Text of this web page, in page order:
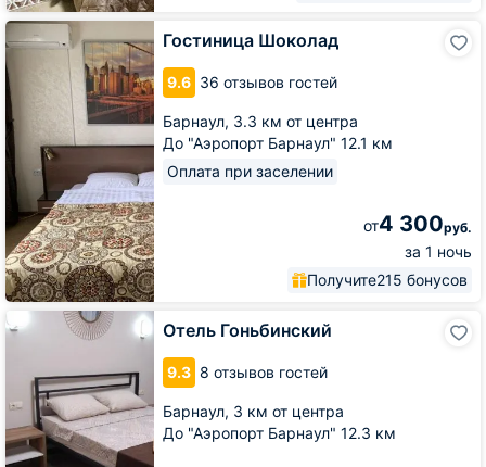
Гостиница Шоколад
9.6 36 отзывов гостей
Барнаул, 3.3 км от центра
До "Аэропорт Барнаул" 12.1 км
Оплата при заселении
от4 300руб.
за 1 ночь
Получите215 бонусов
Гостиница
Шоколад
Отель Гоньбинский
9.3 8 отзывов гостей
Барнаул, 3 км от центра
До "Аэропорт Барнаул" 12.3 км
Отель
Гоньбинский